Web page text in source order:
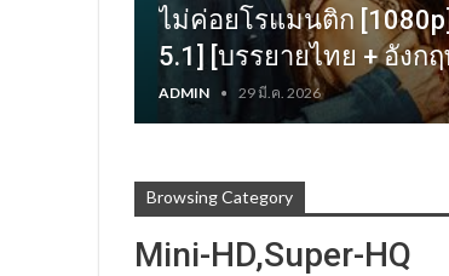
ไม่ค่อยโรแมนติก
5.1] [บรรยายไทย + อังก
ADMIN 29 มี.ค. 2026
Browsing Category
Mini-HD,Super-HQ